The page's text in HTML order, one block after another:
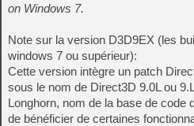
on Windows 7.
Note sur la version D3D9EX (les
windows 7 ou supérieur):
Cette version intègre un patch
sous le nom de Direct3D 9.0L ou
Longhorn, nom de la base de code
de bénéficier de certaines